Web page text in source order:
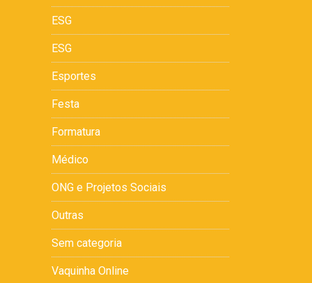
ESG
ESG
Esportes
Festa
Formatura
Médico
ONG e Projetos Sociais
Outras
Sem categoria
Vaquinha Online